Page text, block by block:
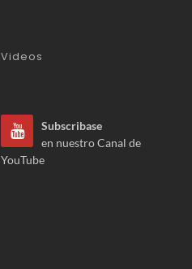
Videos
Subscribase
en nuestro Canal de
YouTube